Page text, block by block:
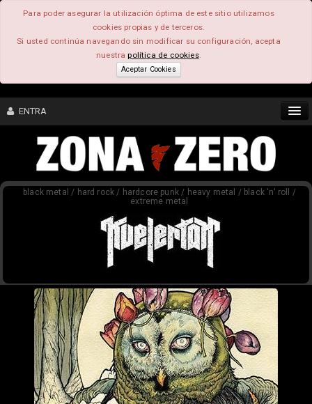
Para poder asegurar la utilización óptima de este sitio utilizamos
cookies propias y de terceros.
Si usted continúa navegando sin modificar su configuración, acepta
nuestrapolítica de cookies.
Aceptar Cookies
ENTRA
CONTENIDO
black metal / hard rock / hardcore punk / heavy metal / black 'n' roll /
extreme metal